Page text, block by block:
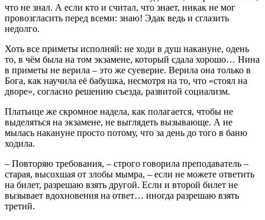
что не знал. А если кто и считал, что знает, никак не мог
провозгласить перед всеми: знаю! Эдак ведь и сглазить
недолго.
Хоть все приметы исполняй: не ходи в душ накануне, одень
то, в чём была на том экзамене, который сдала хорошо… Нина
в приметы не верила – это же суеверие. Верила она только в
Бога, как научила её бабушка, несмотря на то, что «стоял на
дворе», согласно решению съезда, развитой социализм.
Платьице же скромное надела, как полагается, чтобы не
выделяться на экзамене, не выглядеть вызывающе. А не
мылась накануне просто потому, что за день до того в баню
ходила.
– Повторяю требования, – строго говорила преподаватель –
старая, высохшая от злобы мымра, – если не можете ответить
на билет, разрешаю взять другой. Если и второй билет не
вызывает вдохновения на ответ… иногда разрешаю взять
третий.